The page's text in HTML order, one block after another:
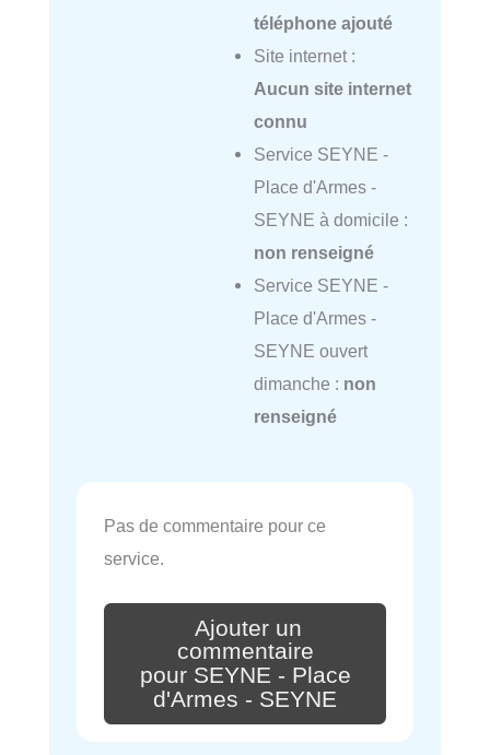
téléphone ajouté
Site internet :
Aucun site internet
connu
Service SEYNE -
Place d'Armes -
SEYNE à domicile :
non renseigné
Service SEYNE -
Place d'Armes -
SEYNE ouvert
dimanche : non
renseigné
Pas de commentaire pour ce
service.
Ajouter un
commentaire
pour SEYNE - Place
d'Armes - SEYNE